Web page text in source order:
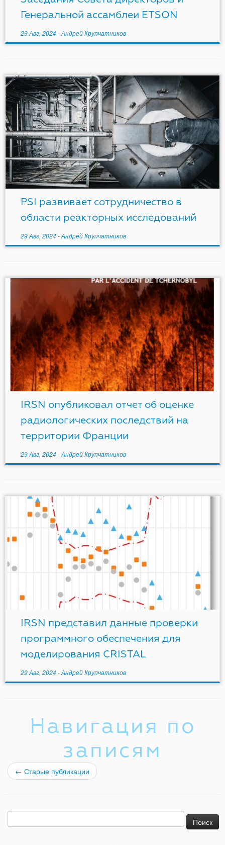
Генеральной ассамблеи ETSON
29 Авг, 2024-Андрей Крупчатников
PSI развивает сотрудничество в
области реакторных исследований
29 Авг, 2024-Андрей Крупчатников
IRSN опубликовал отчет об оценке
радиологических последствий на
территории Франции
29 Авг, 2024-Андрей Крупчатников
IRSN представил данные проверки
программного обеспечения для
моделирования CRISTAL
29 Авг, 2024-Андрей Крупчатников
Навигация по
записям
← Старые публикации